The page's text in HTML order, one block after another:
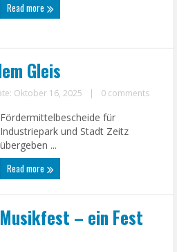
Read more
Gleis
Oktober 16, 2025 | 0 comments
Fördermittelbescheide für
Industriepark und Stadt Zeitz
übergeben ...
Read more
– ein Fest